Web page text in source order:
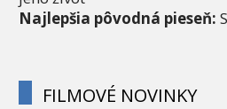
Najlepšia pôvodná pieseň:
FILMOVÉ NOVINKY